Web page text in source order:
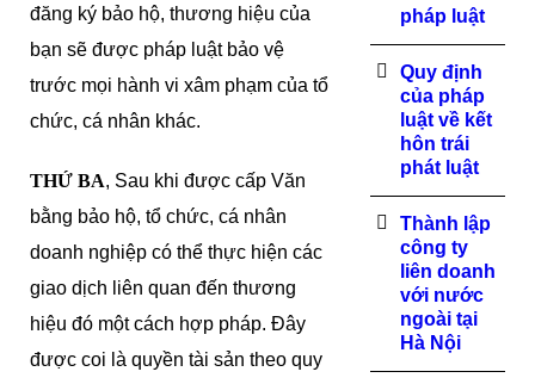
đăng ký bảo hộ, thương hiệu của
bạn sẽ được pháp luật bảo vệ
trước mọi hành vi xâm phạm của tổ
chức, cá nhân khác.
THỨ BA, Sau khi được cấp Văn
bằng bảo hộ, tổ chức, cá nhân
doanh nghiệp có thể thực hiện các
giao dịch liên quan đến thương
hiệu đó một cách hợp pháp. Đây
được coi là quyền tài sản theo quy
pháp luật
Quy định
của pháp
luật về kết
hôn trái
phát luật
Thành lập
công ty
liên doanh
với nước
ngoài tại
Hà Nội